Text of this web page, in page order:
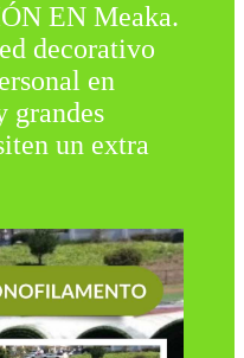
EN Meaka.
decorativo
en
grandes
un extra